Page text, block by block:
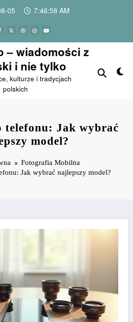
05 7:46:59 AM
– wiadomości z
i nie tylko
kulturze i tradycjach
polskich
telefonu: Jak wybrać
model?
Fotografia Mobilna
Jak wybrać najlepszy model?